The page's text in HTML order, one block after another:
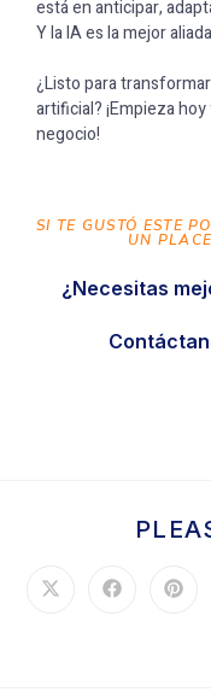
está en anticipar,
Y la IA es la mejor
¿Listo para
artificial? ¡Empieza
negocio!
SI TE GUSTÓ ESTE
UN
¿Necesitas